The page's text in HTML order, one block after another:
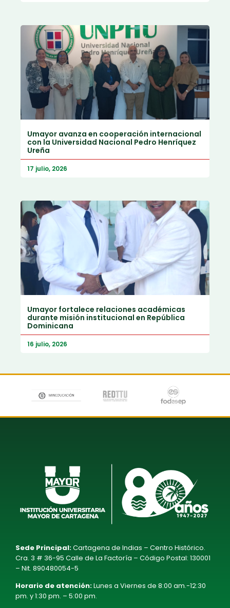
Umayor avanza en cooperación internacional
con la Universidad Nacional Pedro Henríquez
Ureña
17 julio, 2026
Umayor fortalece relaciones académicas
durante misión institucional en República
Dominicana
16 julio, 2026
Sede Principal:Cartagena de Indias – Centro Histórico.
Cra. 3 # 36-95 Calle de La Factoría – Código Postal: 130001
– Nit. 890480054-5
Horario de atención:Lunes a Viernes de 8:00 am.-12:30
pm. y 1:30 pm. – 5:00 pm.